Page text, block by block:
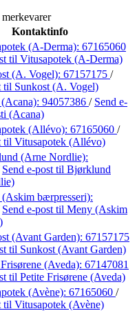
Kontaktinfo
(A-Derma): 67165060
til Vitusapotek (A-Derma)
(A. Vogel): 67157175 /
til Sunkost (A. Vogel)
94057386 / Send e-
(Acana)
(Allévo): 67165060 /
til Vitusapotek (Allévo)
(Arne Nordlie):
Send e-post til Bjørklund
bærpresseri):
Send e-post til Meny (Askim
(Avant Garden): 67157175
til Sunkost (Avant Garden)
(Aveda): 67147081
til Petite Frisørene (Aveda)
(Avène): 67165060 /
til Vitusapotek (Avène)